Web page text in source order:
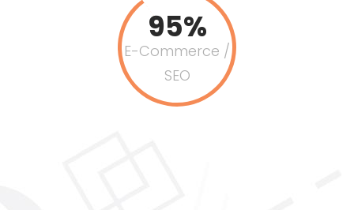
95%
E-Commerce /
SEO